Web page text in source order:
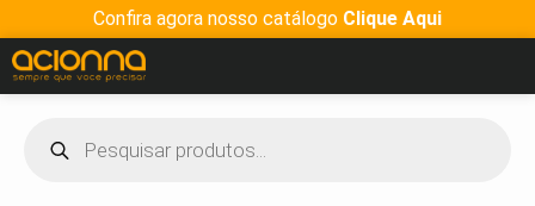
Confira agora nosso catálogo Clique Aqui